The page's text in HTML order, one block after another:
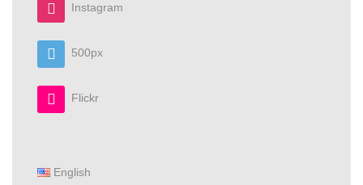
Instagram
500px
Flickr
English